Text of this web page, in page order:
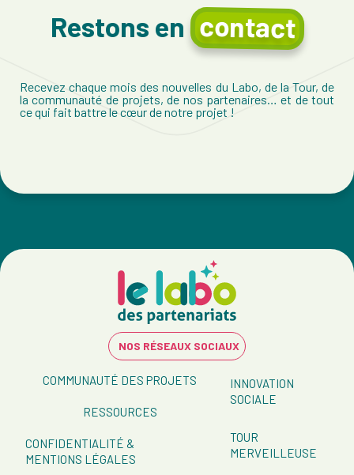
Restons en contact
Recevez chaque mois des nouvelles du Labo, de la Tour, de
la communauté de projets, de nos partenaires… et de tout
ce qui fait battre le cœur de notre projet !
NOS RÉSEAUX SOCIAUX
INNOVATION
SOCIALE
TOUR
MERVEILLEUSE
COMMUNAUTÉ DES PROJETS
RESSOURCES
CONFIDENTIALITÉ &
MENTIONS LÉGALES